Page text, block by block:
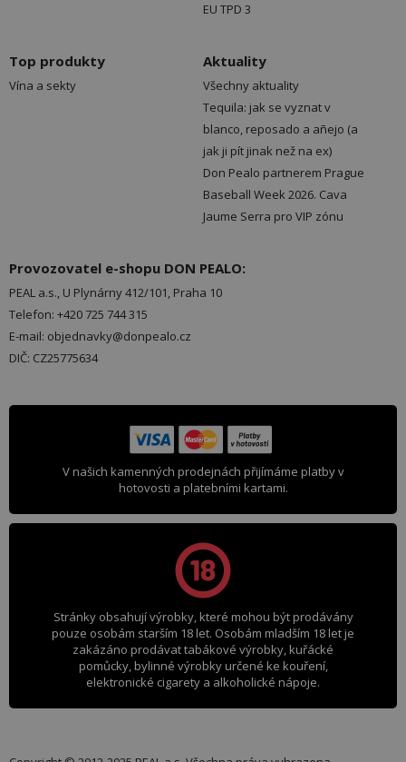
EU TPD 3
Top produkty
Vína a sekty
Aktuality
Všechny aktuality
Tequila: jak se vyznat v
blanco, reposado a añejo (a
jak ji pít jinak než na ex)
Don Pealo partnerem Prague
Baseball Week 2026. Cava
Jaume Serra pro VIP zónu
Provozovatel e-shopu DON PEALO:
PEAL a.s., U Plynárny 412/101, Praha 10
Telefon: +420 725 744 315
E-mail: objednavky@donpealo.cz
DIČ: CZ25775634
V našich kamenných prodejnách přijímáme platby v
hotovosti a platebními kartami.
Stránky obsahují výrobky, které mohou být prodávány
pouze osobám starším 18 let. Osobám mladším 18 let je
zakázáno prodávat tabákové výrobky, kuřácké
pomůcky, bylinné výrobky určené ke kouření,
elektronické cigarety a alkoholické nápoje.